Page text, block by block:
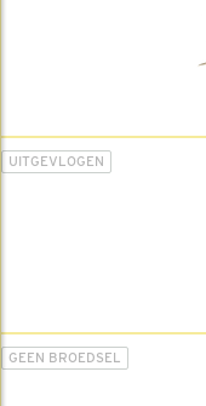
UITGEVLOGEN
GEEN BROEDSEL